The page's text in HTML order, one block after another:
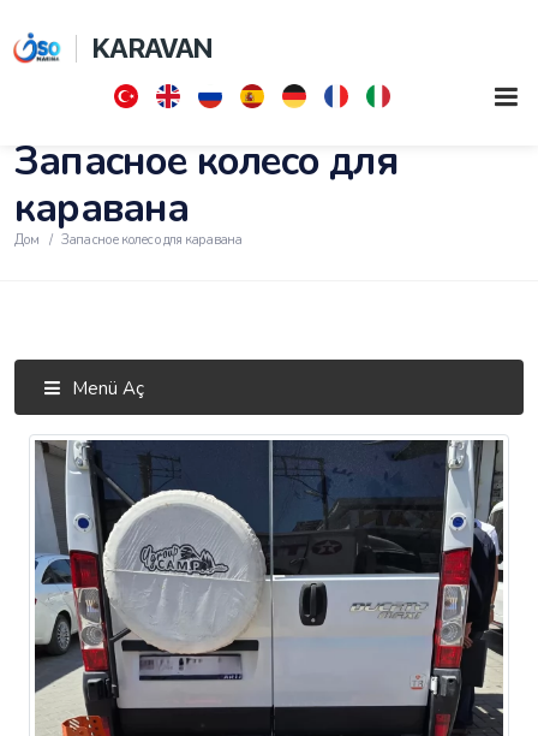
KARAVAN
Запасное колесо для
каравана
Дом Запасное колесо для каравана
Menü Aç